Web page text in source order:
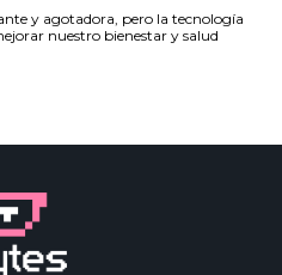
y agotadora, pero la tecnología
nuestro bienestar y salud